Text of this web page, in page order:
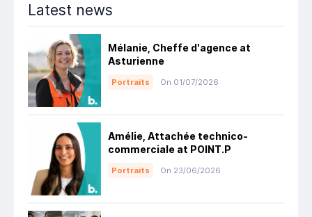
Latest news
Mélanie, Cheffe d'agence at
Asturienne
Portraits On 01/07/2026
Amélie, Attachée technico-
commerciale at POINT.P
Portraits On 23/06/2026